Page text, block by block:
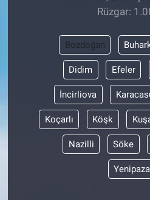
Rüzgar:
Bozdoğan
Didim Efeler
İncirliova
Koçarlı Köşk
Nazilli Söke